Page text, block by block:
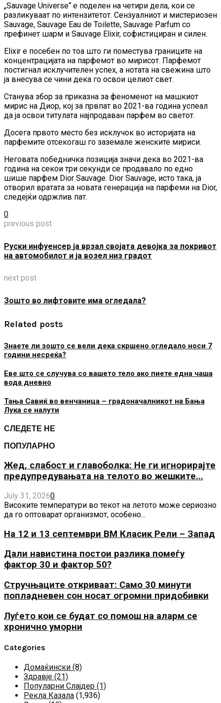
„Sauvage Universe“ е поделен на четири дела, кои се
разликуваат по интензитетот. Сензуалниот и мистериозен
Sauvage, Sauvage Eau de Toilette, Sauvage Parfum со
префинет шарм и Sauvage Elixir, софистициран и силен.
Elixir е посебен по тоа што ги поместува границите на
концентрацијата на парфемот во мирисот. Парфемот
постигнал исклучителен успех, а нотата на свежина што
ја внесува се чини дека го освои целиот свет.
Станува збор за приказна за феноменот на машкиот
мирис на Диор, кој за првпат во 2021-ва година успеал
да ја освои титулата најпродаван парфем во светот.
Досега првото место без исклучок во историјата на
парфемите отсекогаш го заземале женските мириси.
Неговата победничка позиција значи дека во 2021-ва
година на секои три секунди се продавало по едно
шише парфем Dior Sauvage. Dior Sauvage, исто така, ја
отворил вратата за новата генерација на парфеми на Dior,
следејќи одржлив пат.
0
previous post
Руски инфуенсер ја врзал својата девојка за покривот
на автомобилот и ја возел низ градот
next post
Зошто во лифтовите има огледала?
Related posts
Знаете ли зошто се вели дека скршено огледало носи 7
години несреќа?
Еве што се случува со вашето тело ако пиете една чаша
вода дневно
Тања Савиќ во венчаница – градоначалникот на Бања
Лука се налути
СЛЕДЕТЕ НЕ
ПОПУЛАРНО
Жед, слабост и главоболка: Не ги игнорирајте
предупредувањата на телото во жешките...
July 31, 20260
Високите температури во текот на летото може сериозно
да го оптоварат организмот, особено...
На 12 и 13 септември ВМ Класик Рели – Запад
Дали навистина постои разлика помеѓу
фактор 30 и фактор 50?
Стручњаците откриваат: Само 30 минути
попладневен сон носат огромни придобивки
Луѓето кои се будат со помош на аларм се
хронично уморни
Categories
Домаќински (8)
Здравје (21)
Популарни Слајдер (1)
Рекла Казала (1,936)